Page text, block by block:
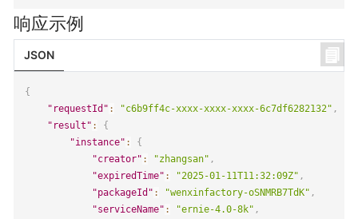
响应示例
JSON
{
"requestId" : "c6b9ff4c-xxxx-xxxx-xxxx-6c7df6282132" ,
"result" :
{
"instance" :
{
"creator" : "zhangsan" ,
"expiredTime" : "2025-01-11T11:32:09Z" ,
"packageId" : "wenxinfactory-oSNMRB7TdK" ,
"serviceName" : "ernie-4.0-8k" ,